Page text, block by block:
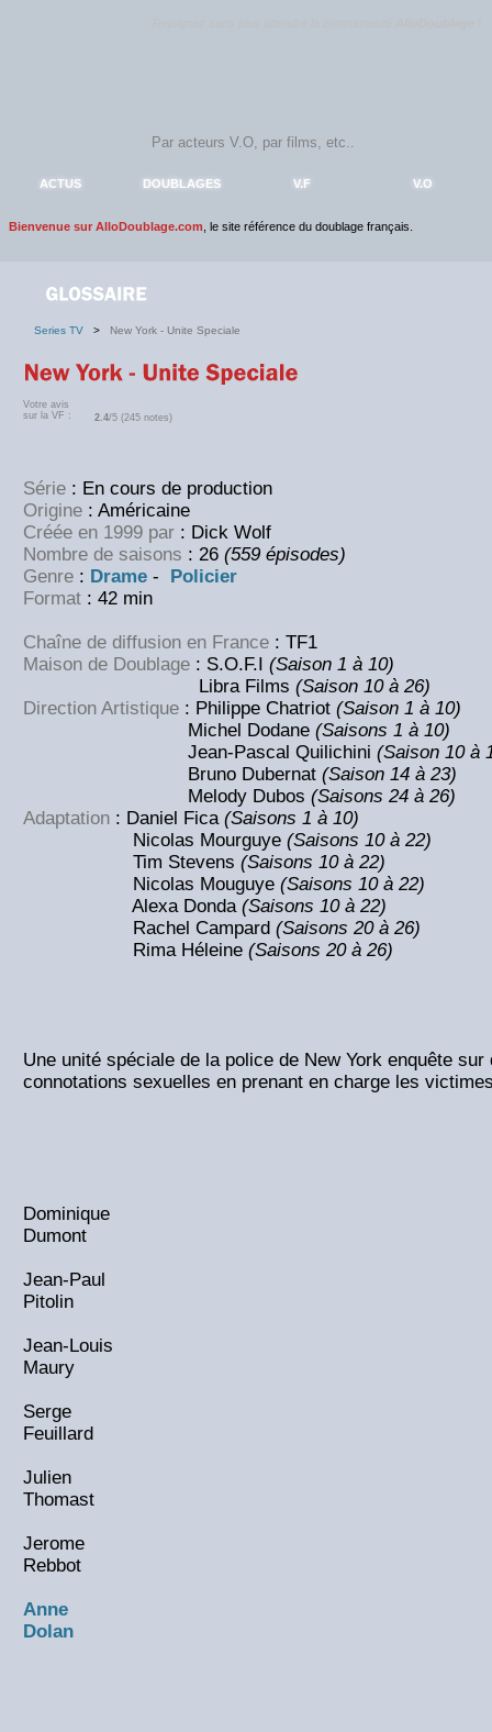
ACTUS DOUBLAGES V.F V.O
Bienvenue sur AlloDoublage.com , le site référence du doublage français.
Series TV > New York - Unite Speciale
Votre avis
sur la VF :
2.4/5 (245 notes)
Série : En cours de production
Origine : Américaine
Créée en 1999 par : Dick Wolf
Nombre de saisons : 26 (559 épisodes)
Genre : Drame - Policier
Format : 42 min
Chaîne de diffusion en France : TF1
Maison de Doublage : S.O.F.I (Saison 1 à 10)
Libra Films (Saison 10 à 26)
Direction Artistique : Philippe Chatriot (Saison 1 à 10)
Michel Dodane (Saisons 1 à 10)
Jean-Pascal Quilichini (Saison 10 à
Bruno Dubernat (Saison 14 à 23)
Melody Dubos (Saisons 24 à 26)
Adaptation : Daniel Fica (Saisons 1 à 10)
Nicolas Mourguye (Saisons 10 à 22)
Tim Stevens (Saisons 10 à 22)
Nicolas Mouguye (Saisons 10 à 22)
Alexa Donda (Saisons 10 à 22)
Rachel Campard (Saisons 20 à 26)
Rima Héleine (Saisons 20 à 26)
Une unité spéciale de la police de New York enquête
connotations sexuelles en prenant en charge les
Dominique
Dumont
Jean-Paul
Pitolin
Jean-Louis
Maury
Serge
Feuillard
Julien
Thomast
Jerome
Rebbot
Anne
Dolan